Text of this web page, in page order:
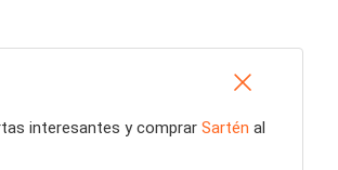
interesantes y comprar Sartén al